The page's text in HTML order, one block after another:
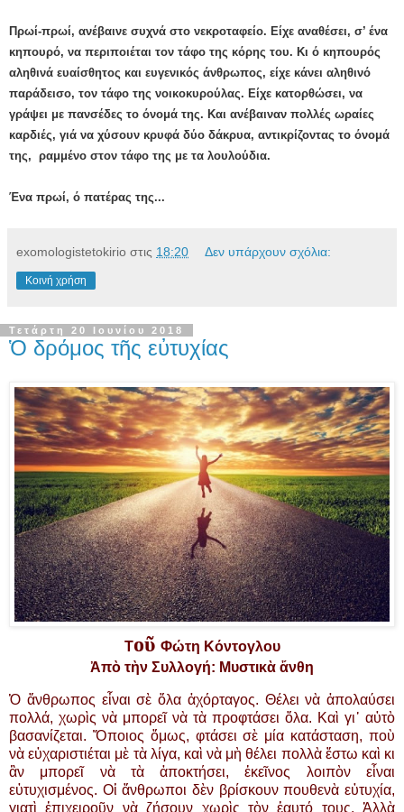
Πρωί-πρωί, ανέβαινε συχνά στο νεκροταφείο. Είχε αναθέσει, σ’ ένα
κηπουρό, να περιποιέται τον τάφο της κόρης του. Κι ό κηπουρός
αληθινά ευαίσθητος και ευγενικός άνθρωπος, είχε κάνει αληθινό
παράδεισο, τον τάφο της νοικοκυρούλας. Είχε κατορθώσει, να
γράψει με πανσέδες το όνομά της. Και ανέβαιναν πολλές ωραίες
καρδιές, γιά να χύσουν κρυφά δύο δάκρυα, αντικρίζοντας το όνομά
της, ραμμένο στον τάφο της με τα λουλούδια.
Ένα πρωί, ό πατέρας της...
exomologistetokirio στις 18:20 Δεν υπάρχουν σχόλια:
Κοινή χρήση
Τετάρτη 20 Ιουνίου 2018
Ὁ δρόμος τῆς εὐτυχίας
Τοῦ Φώτη Κόντογλου
Ἀπὸ τὴν Συλλογή: Μυστικὰ ἄνθη
Ὁ ἄνθρωπος εἶναι σὲ ὅλα ἀχόρταγος. Θέλει νὰ ἀπολαύσει
πολλά, χωρὶς νὰ μπορεῖ νὰ τὰ προφτάσει ὅλα. Καὶ γι᾿ αὐτὸ
βασανίζεται. Ὅποιος ὅμως, φτάσει σὲ μία κατάσταση, ποὺ
νὰ εὐχαριστιέται μὲ τὰ λίγα, καὶ νὰ μὴ θέλει πολλὰ ἔστω καὶ κι
ἂν μπορεῖ νὰ τὰ ἀποκτήσει, ἐκεῖνος λοιπὸν εἶναι
εὐτυχισμένος. Οἱ ἄνθρωποι δὲν βρίσκουν πουθενὰ εὐτυχία,
γιατὶ ἐπιχειροῦν νὰ ζήσουν χωρὶς τὸν ἑαυτό τους. Ἀλλὰ